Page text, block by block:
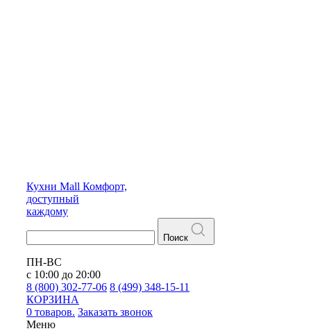
Кухни Mall Комфорт,
доступный
каждому
Поиск
ПН-ВС
с 10:00 до 20:00
8 (800) 302-77-06 8 (499) 348-15-11
КОРЗИНА
0 товаров. Заказать звонок
Меню